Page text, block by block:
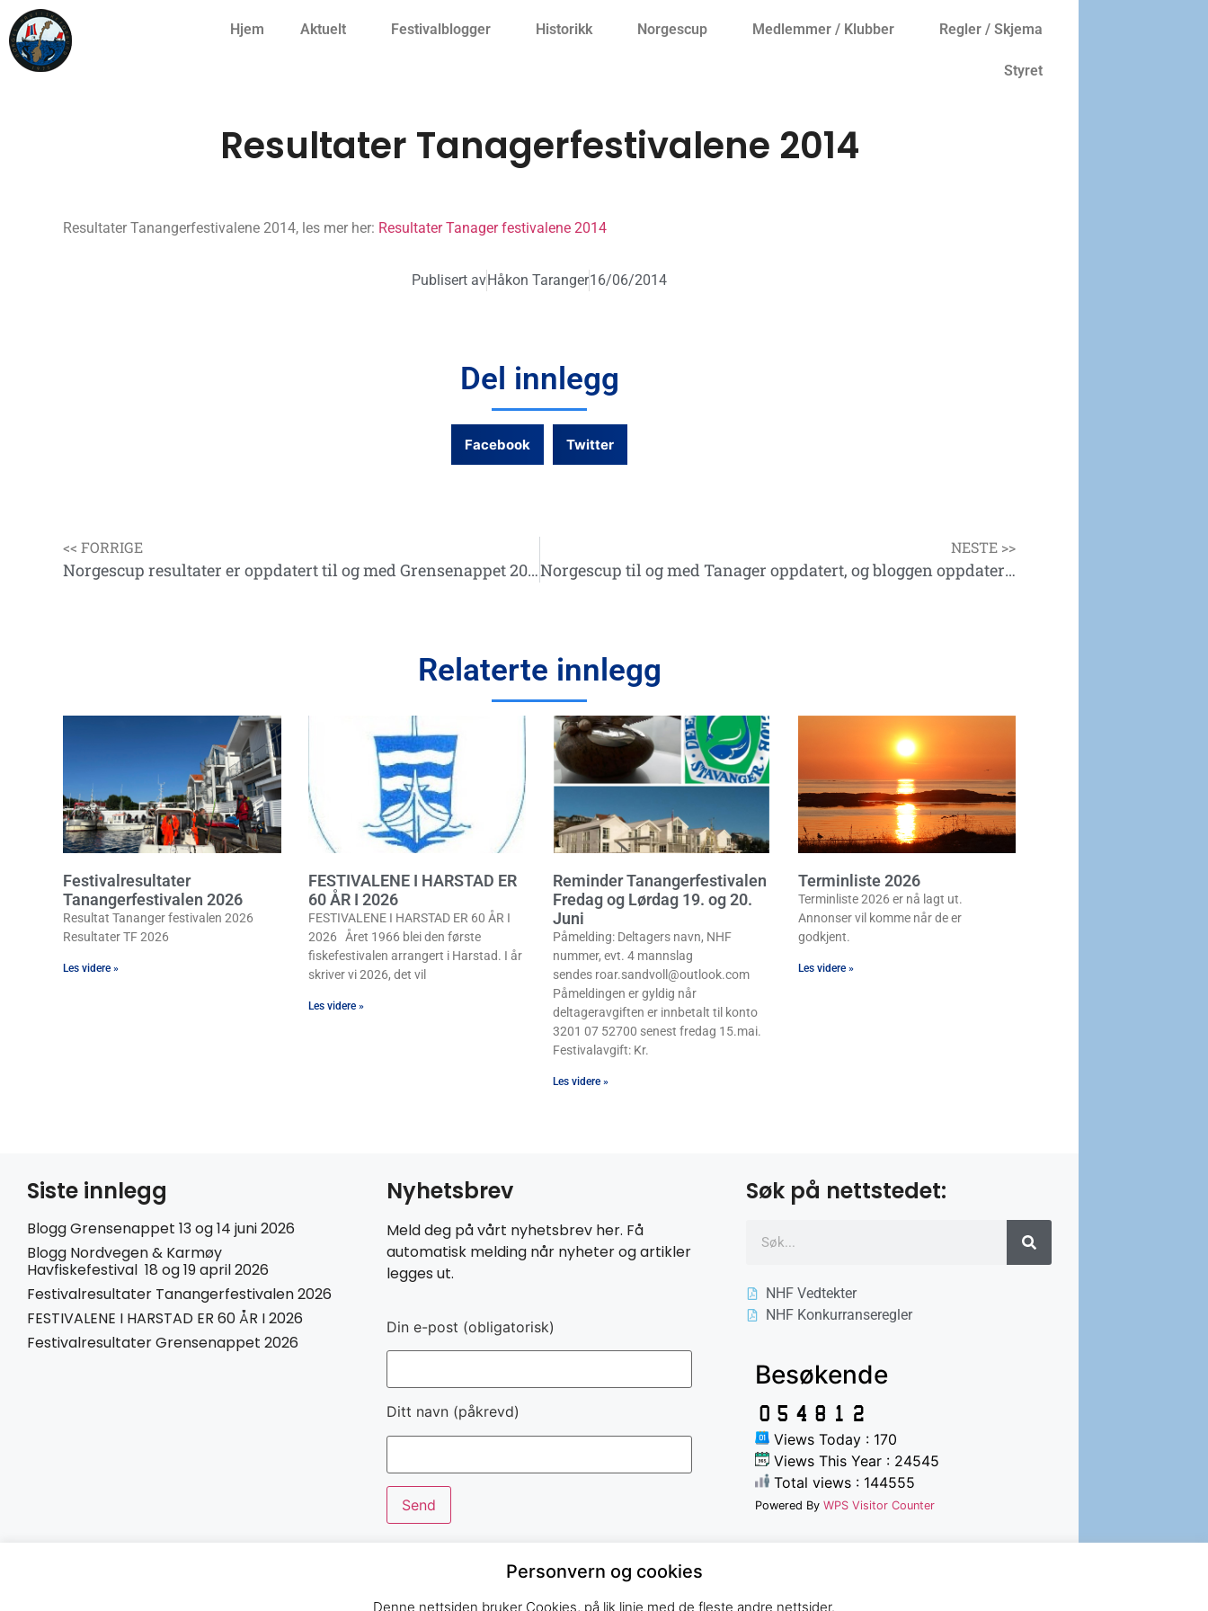
Hjem Aktuelt Festivalblogger Historikk Norgescup Medlemmer / Klubber Regler / Skjema
Styret
Resultater Tanagerfestivalene 2014
Resultater Tanangerfestivalene 2014, les mer her: Resultater Tanager festivalene 2014
Publisert avHåkon Taranger16/06/2014
Del innlegg
Facebook Twitter
<< FORRIGE
Norgescup resultater er oppdatert til og med Grensenappet 2014, samt Egerøy og Jærfestivalen er rettet og fullført
NESTE >>
Norgescup til og med Tanager oppdatert, og bloggen oppdatert med Grensenappet
Relaterte innlegg
Festivalresultater
Tanangerfestivalen 2026
Resultat Tananger festivalen 2026
Resultater TF 2026
Les videre »
FESTIVALENE I HARSTAD ER
60 ÅR I 2026
FESTIVALENE I HARSTAD ER 60 ÅR I
2026 Året 1966 blei den første
fiskefestivalen arrangert i Harstad. I år
skriver vi 2026, det vil
Les videre »
Reminder Tanangerfestivalen
Fredag og Lørdag 19. og 20.
Juni
Påmelding: Deltagers navn, NHF
nummer, evt. 4 mannslag
sendes roar.sandvoll@outlook.com
Påmeldingen er gyldig når
deltageravgiften er innbetalt til konto
3201 07 52700 senest fredag 15.mai.
Festivalavgift: Kr.
Les videre »
Terminliste 2026
Terminliste 2026 er nå lagt ut.
Annonser vil komme når de er
godkjent.
Les videre »
Siste innlegg
Blogg Grensenappet 13 og 14 juni 2026
Blogg Nordvegen & Karmøy
Havfiskefestival 18 og 19 april 2026
Festivalresultater Tanangerfestivalen 2026
FESTIVALENE I HARSTAD ER 60 ÅR I 2026
Festivalresultater Grensenappet 2026
Nyhetsbrev
Meld deg på vårt nyhetsbrev her. Få
automatisk melding når nyheter og artikler
legges ut.
Din e-post (obligatorisk)
Ditt navn (påkrevd)
Søk på nettstedet:
NHF Vedtekter
NHF Konkurranseregler
Besøkende
Views Today : 170
Views This Year : 24545
Total views : 144555
Powered By WPS Visitor Counter
Personvern og cookies
Denne nettsiden bruker Cookies, på lik linje med de fleste andre nettsider.